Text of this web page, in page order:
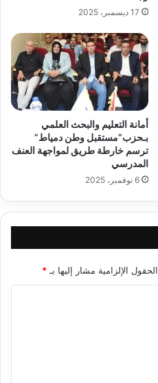
17 ديسمبر، 2025
أمانة التعليم والبحث العلمي
بـحزب”مستقبل وطن دمياط”
ترسم خارطة طريق لمواجهة العنف
المدرسي
6 نوفمبر، 2025
الحقول الإلزامية مشار إليها بـ*